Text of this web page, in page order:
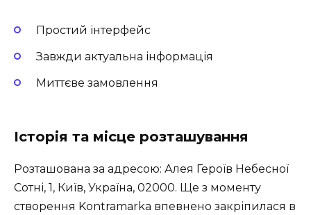
Простий інтерфейс
Завжди актуальна інформація
Миттєве замовлення
Історія та місце розташування
Розташована за адресою: Алея Героїв Небесної
Сотні, 1, Київ, Україна, 02000. Ще з моменту
створення Kontramarka впевнено закріпилася в